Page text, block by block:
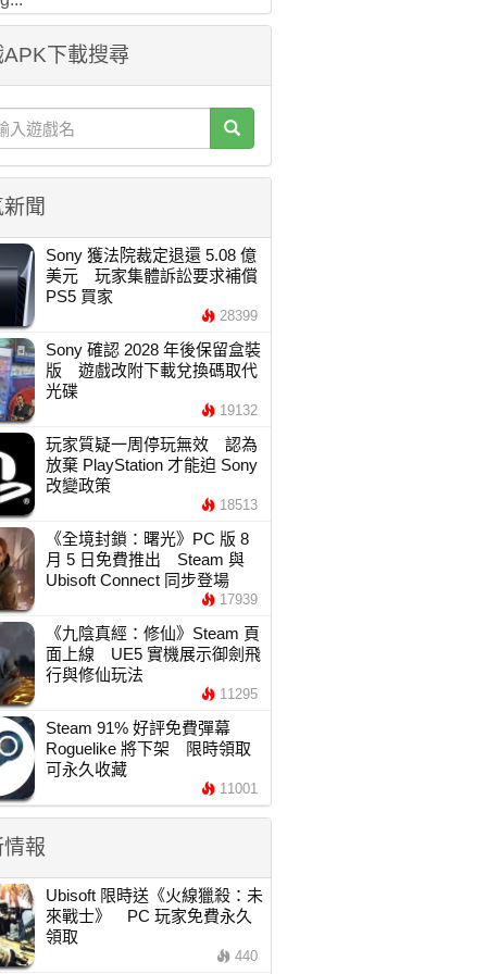
下載搜尋
聞
Sony 獲法院裁定退還 5.08 億
美元 玩家集體訴訟要求補償
PS5 買家
28399
Sony 確認 2028 年後保留盒裝
版 遊戲改附下載兌換碼取代
光碟
19132
玩家質疑一周停玩無效 認為
放棄 PlayStation 才能迫 Sony
改變政策
18513
《全境封鎖：曙光》PC 版 8
月 5 日免費推出 Steam 與
Ubisoft Connect 同步登場
17939
《九陰真經：修仙》Steam 頁
面上線 UE5 實機展示御劍飛
行與修仙玩法
11295
Steam 91% 好評免費彈幕
Roguelike 將下架 限時領取
可永久收藏
11001
報
Ubisoft 限時送《火線獵殺：未
來戰士》 PC 玩家免費永久
領取
440